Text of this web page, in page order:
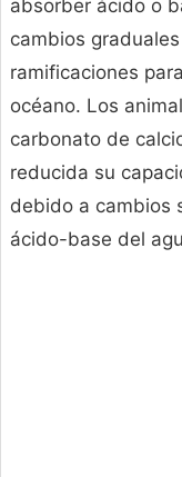
absorber ácido o
cambios
ramificaciones
océano. Los
carbonato de
reducida su
debido a cambios
ácido-base del